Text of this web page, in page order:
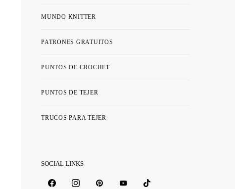
MUNDO KNITTER
PATRONES GRATUITOS
PUNTOS DE CROCHET
PUNTOS DE TEJER
TRUCOS PARA TEJER
SOCIAL LINKS